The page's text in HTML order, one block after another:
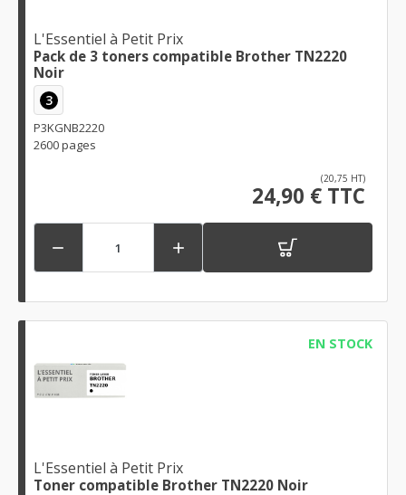
L'Essentiel à Petit Prix
Pack de 3 toners compatible Brother TN2220
Noir
3
P3KGNB2220
2600 pages
(20,75 HT)
24,90 € TTC
 
EN STOCK
L'Essentiel à Petit Prix
Toner compatible Brother TN2220 Noir